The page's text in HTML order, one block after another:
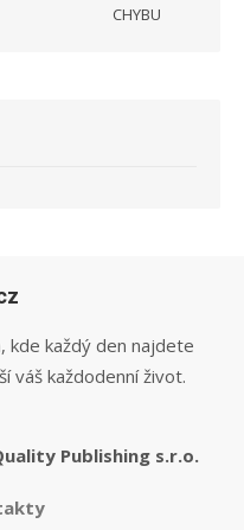
CHYBU
kde každý den najdete
váš každodenní život.
Publishing s.r.o.